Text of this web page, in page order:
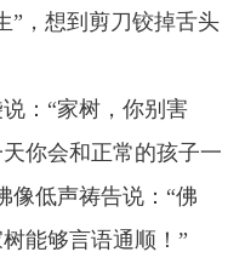
”，想到剪刀铰掉舌头
：“家树，你别害
你会和正常的孩子一
像低声祷告说：“佛
能够言语通顺！”